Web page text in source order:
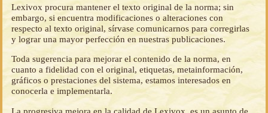
Lexivox procura mantener el texto original de la norma; sin
embargo, si encuentra modificaciones o alteraciones con
respecto al texto original, sírvase comunicarnos para corregirlas
y lograr una mayor perfección en nuestras publicaciones.
Toda sugerencia para mejorar el contenido de la norma, en
cuanto a fidelidad con el original, etiquetas, metainformación,
gráficos o prestaciones del sistema, estamos interesados en
conocerla e implementarla.
La progresiva mejora en la calidad de Lexivox, es un asunto de